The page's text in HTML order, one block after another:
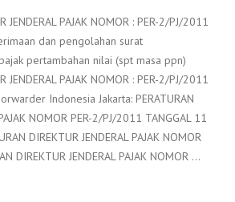
JENDERAL PAJAK NOMOR : PER-2/PJ/2011
dan pengolahan surat
pertambahan nilai (spt masa ppn)
JENDERAL PAJAK NOMOR : PER-2/PJ/2011
Indonesia Jakarta: PERATURAN
NOMOR PER-2/PJ/2011 TANGGAL 11
DIREKTUR JENDERAL PAJAK NOMOR
DIREKTUR JENDERAL PAJAK NOMOR …